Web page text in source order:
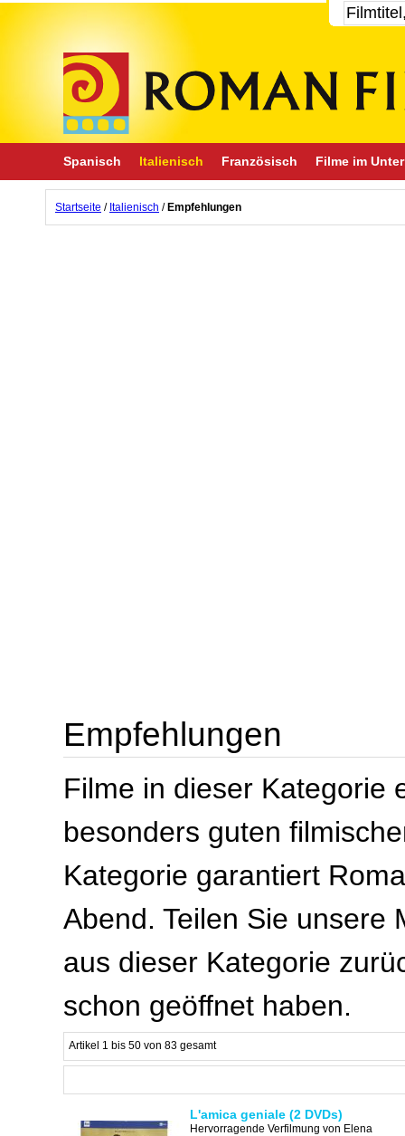
Spanisch Italienisch Französisch Filme im
Startseite / Italienisch / Empfehlungen
Empfehlungen
Filme in dieser Kategorie
besonders guten
Kategorie garantiert
Abend. Teilen Sie unsere
aus dieser Kategorie
schon geöffnet haben.
Artikel 1 bis 50 von 83 gesamt
L'amica geniale (2 DVDs)
Hervorragende Verfilmung von Elena